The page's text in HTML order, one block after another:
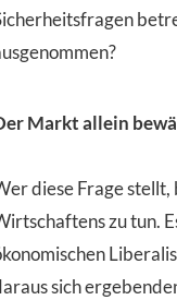
Markt allein
diese Frage stellt,
zu tun.
sich